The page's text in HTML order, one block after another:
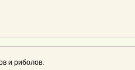
и риболов.